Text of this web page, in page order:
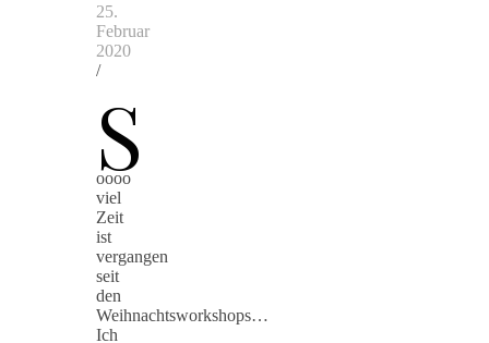
25.
Februar
2020
/
S
oooo
viel
Zeit
ist
vergangen
seit
den
Weihnachtsworkshops…
Ich